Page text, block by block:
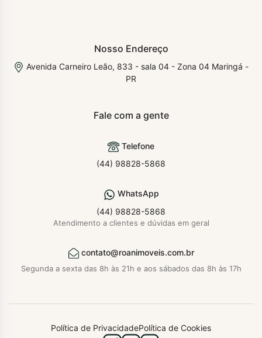
Nosso Endereço
Avenida Carneiro Leão, 833 - sala 04 - Zona 04 Maringá -
PR
Fale com a gente
Telefone
(44) 98828-5868
WhatsApp
(44) 98828-5868
Atendimento a clientes e dúvidas em geral
contato@roanimoveis.com.br
Segunda a sexta das 8h às 21h e aos sábados das 8h às 17h
Política de PrivacidadePolítica de Cookies